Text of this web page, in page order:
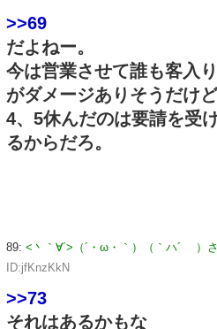
>>69
だよねー。
今は営業させて誰も客入
がダメージありそうだけど
4、5休んだのは要請を受
るからだろ。
89: <丶｀∀´>（´・ω・｀）（｀ハ´ ）
ID:jfKnzKkN
>>73
それはあるかもな